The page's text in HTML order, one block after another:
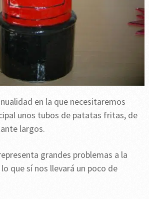
en la que necesitaremos
unos tubos de patatas fritas, de
largos.
grandes problemas a la
que sí nos llevará un poco de